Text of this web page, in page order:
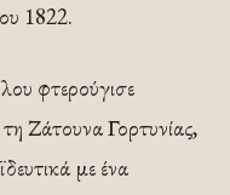
1822.
φτερούγισε
Ζάτουνα Γορτυνίας,
με ένα